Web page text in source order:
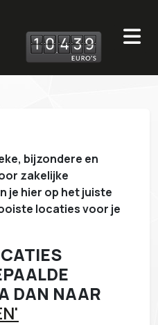
10 439
bijzondere en
zakelijke
je hier op het juiste
locaties voor je
DAN NAAR